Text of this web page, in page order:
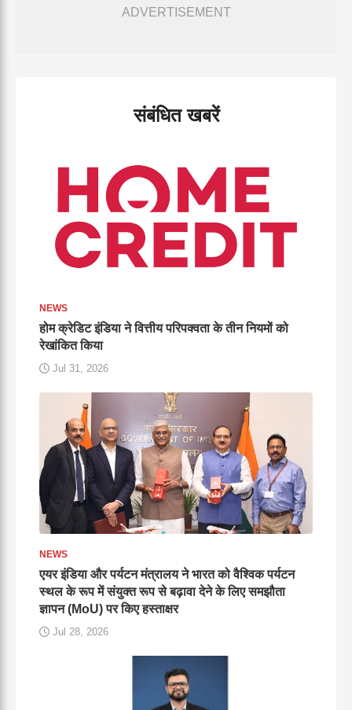
ADVERTISEMENT
संबंधित खबरें
NEWS
होम क्रेडिट इंडिया ने वित्तीय परिपक्वता के तीन नियमों को
रेखांकित किया
Jul 31, 2026
NEWS
एयर इंडिया और पर्यटन मंत्रालय ने भारत को वैश्विक पर्यटन
स्थल के रूप में संयुक्त रूप से बढ़ावा देने के लिए समझौता
ज्ञापन (MoU) पर किए हस्ताक्षर
Jul 28, 2026